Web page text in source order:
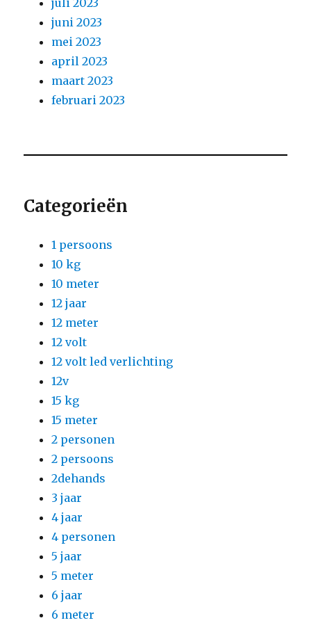
juli 2023
juni 2023
mei 2023
april 2023
maart 2023
februari 2023
Categorieën
1 persoons
10 kg
10 meter
12 jaar
12 meter
12 volt
12 volt led verlichting
12v
15 kg
15 meter
2 personen
2 persoons
2dehands
3 jaar
4 jaar
4 personen
5 jaar
5 meter
6 jaar
6 meter